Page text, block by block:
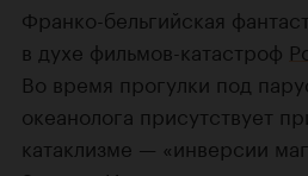
Франко-бельгийская
в духе фильмов-катастроф
Во время прогулки под
океанолога присутствует
катаклизме — «инверсии